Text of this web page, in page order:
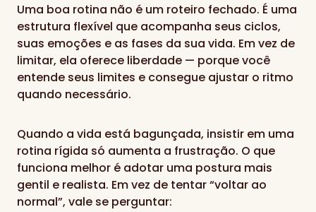
Uma boa rotina não é um roteiro fechado. É uma
estrutura flexível que acompanha seus ciclos,
suas emoções e as fases da sua vida. Em vez de
limitar, ela oferece liberdade — porque você
entende seus limites e consegue ajustar o ritmo
quando necessário.
Quando a vida está bagunçada, insistir em uma
rotina rígida só aumenta a frustração. O que
funciona melhor é adotar uma postura mais
gentil e realista. Em vez de tentar “voltar ao
normal”, vale se perguntar: